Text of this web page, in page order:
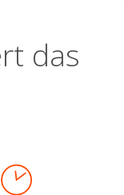
das